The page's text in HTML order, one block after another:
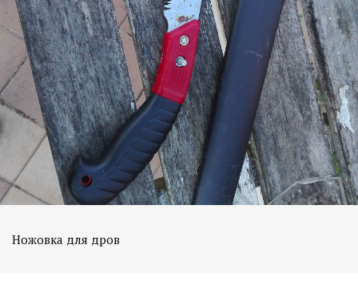
Ножовка для дров